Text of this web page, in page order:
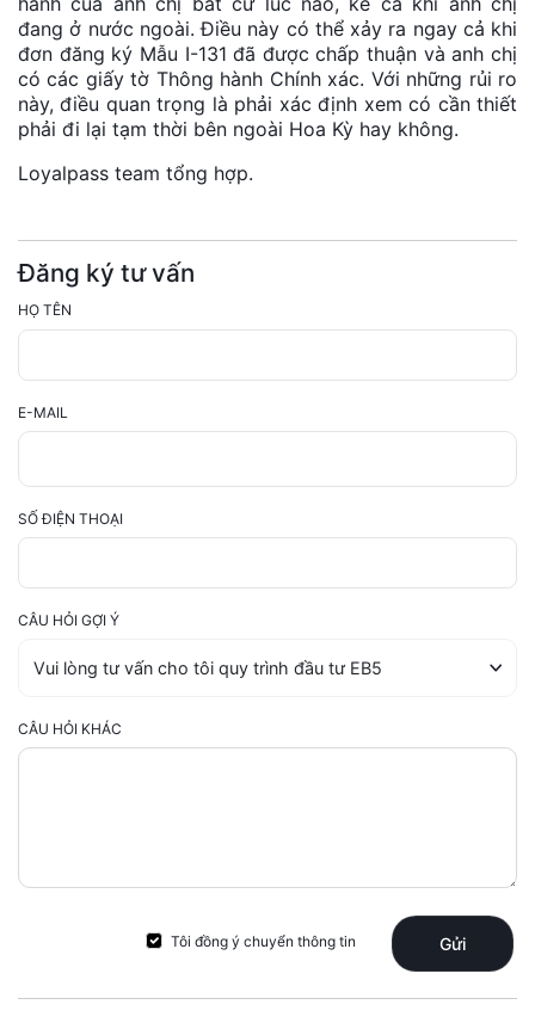
đang ở nước ngoài. Điều này có thể xảy ra ngay cả khi
đơn đăng ký Mẫu I-131 đã được chấp thuận và anh chị
có các giấy tờ Thông hành Chính xác. Với những rủi ro
này, điều quan trọng là phải xác định xem có cần thiết
phải đi lại tạm thời bên ngoài Hoa Kỳ hay không.
Loyalpass team tổng hợp.
Đăng ký tư vấn
HỌ TÊN
E-MAIL
SỐ ĐIỆN THOẠI
CÂU HỎI GỢI Ý
CÂU HỎI KHÁC
Tôi đồng ý chuyển thông tin Gửi